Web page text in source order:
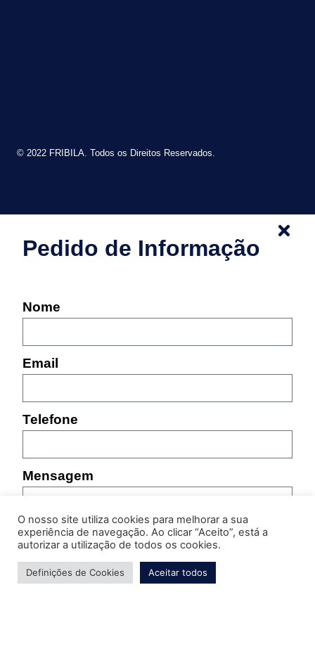
© 2022 FRIBILA. Todos os Direitos Reservados.
O nosso site utiliza cookies para melhorar a sua
experiência de navegação. Ao clicar “Aceito”, está a
autorizar a utilização de todos os cookies.
Definições de Cookies Aceitar todos
Pedido de Informação
Nome
Email
Telefone
Mensagem
Por favor, indique as características do produto sobre